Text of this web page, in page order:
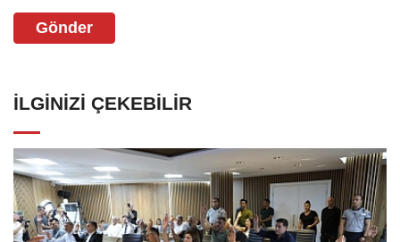
Gönder
İLGINIZI ÇEKEBILIR